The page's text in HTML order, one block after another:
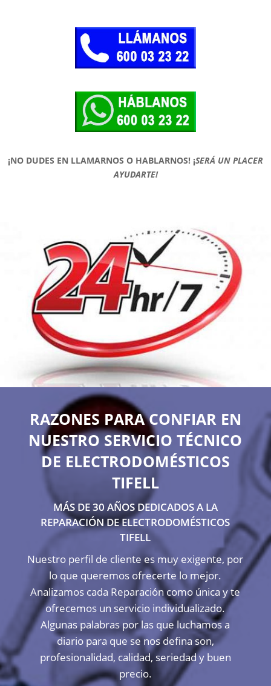
¡NO DUDES EN LLAMARNOS O HABLARNOS! ¡SERÁ UN PLACER
AYUDARTE!
RAZONES PARA CONFIAR EN
NUESTRO SERVICIO TÉCNICO
DE ELECTRODOMÉSTICOS
TIFELL
MÁS DE 30 AÑOS DEDICADOS A LA
REPARACIÓN DE ELECTRODOMÉSTICOS
TIFELL
Nuestro perfil de cliente es muy exigente, por
lo que queremos ofrecerte lo mejor.
Analizamos cada Reparación como única y te
ofrecemos un servicio individualizado.
Algunas palabras por las que luchamos a
diario para que se nos defina son,
profesionalidad, calidad, seriedad y buen
precio.